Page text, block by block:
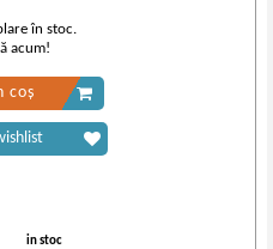
in stoc
în stoc.
acum!
coș